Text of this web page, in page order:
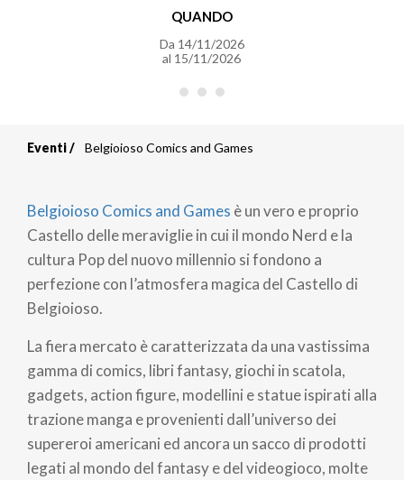
QUANDO
Da 14/11/2026
al 15/11/2026
di
pane
Eventi Belgioioso Comics and Games
Belgioioso Comics and Games è un vero e proprio
Castello delle meraviglie in cui il mondo Nerd e la
cultura Pop del nuovo millennio si fondono a
perfezione con l’atmosfera magica del Castello di
Belgioioso.
La fiera mercato è caratterizzata da una vastissima
gamma di comics, libri fantasy, giochi in scatola,
gadgets, action figure, modellini e statue ispirati alla
trazione manga e provenienti dall’universo dei
supereroi americani ed ancora un sacco di prodotti
legati al mondo del fantasy e del videogioco, molte